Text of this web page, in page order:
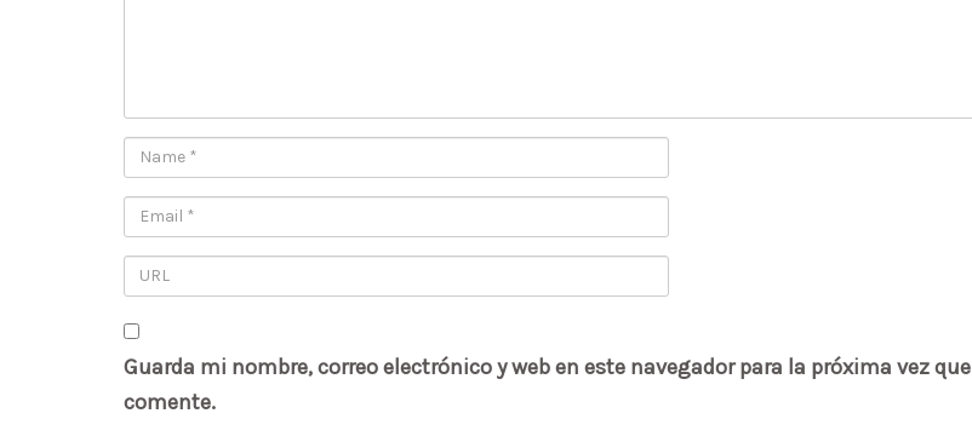
Guarda mi nombre, correo electrónico y web en este navegador para la próxima vez que
comente.